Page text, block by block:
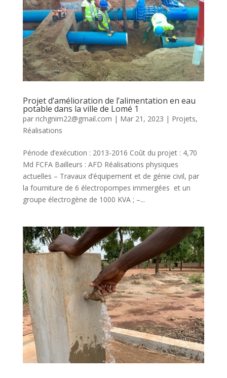
Projet d’amélioration de l’alimentation en eau
potable dans la ville de Lomé 1
par richgnim22@gmail.com | Mar 21, 2023 | Projets,
Réalisations
Période d’exécution : 2013-2016 Coût du projet : 4,70
Md FCFA Bailleurs : AFD Réalisations physiques
actuelles – Travaux d’équipement et de génie civil, par
la fourniture de 6 électropompes immergées et un
groupe électrogène de 1000 KVA ; –...